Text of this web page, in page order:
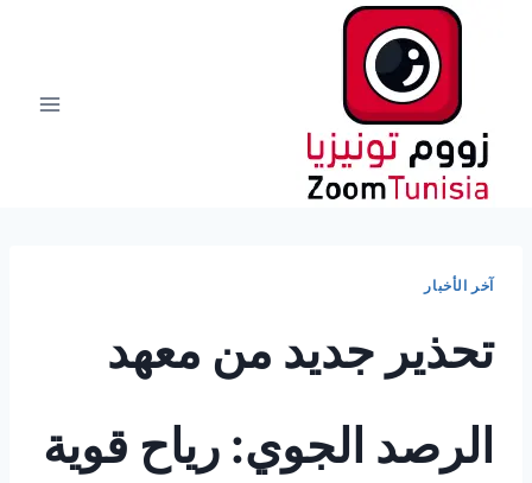
آخر الأخبار
تحذير جديد من معهد
الرصد الجوي: رياح قوية